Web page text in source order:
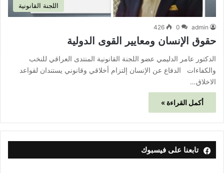
اللجنة القانونية
admin
0
426
حقوق الإنسان ومعايير القوى الدولية
الدكتور عامر الدليمي عضو اللجنة القانونية المنتدى العراقي للنخب
والكفاءات الدفاع عن الإنسان إلتزام أخلاقي وقانوني يستندان لقواعد
الاخلاق…
أكمل القراءة »
تابعنا على فيسبوك